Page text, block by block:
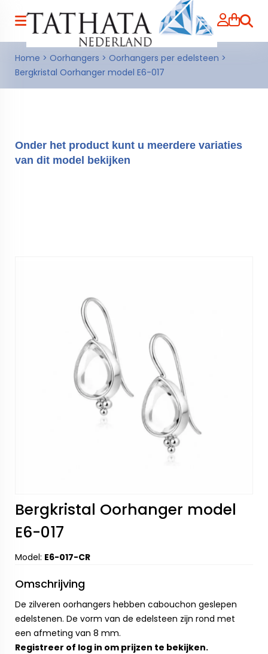
Home > Oorhangers > Oorhangers per edelsteen >
Bergkristal Oorhanger model E6-017
Onder het product kunt u meerdere variaties
van dit model bekijken
Bergkristal Oorhanger model
E6-017
Model: E6-017-CR
Omschrijving
De zilveren oorhangers hebben cabouchon geslepen
edelstenen. De vorm van de edelsteen zijn rond met
een afmeting van 8 mm.
Registreer of log in om prijzen te bekijken.